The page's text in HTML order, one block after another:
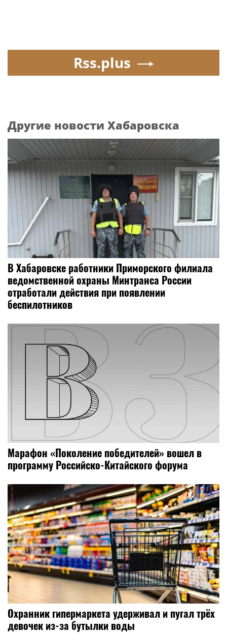
Rss.plus
Другие новости Хабаровска
В Хабаровске работники Приморского филиала
ведомственной охраны Минтранса России
отработали действия при появлении
беспилотников
Марафон «Поколение победителей» вошел в
программу Российско-Китайского форума
Охранник гипермаркета удерживал и пугал трёх
девочек из-за бутылки воды